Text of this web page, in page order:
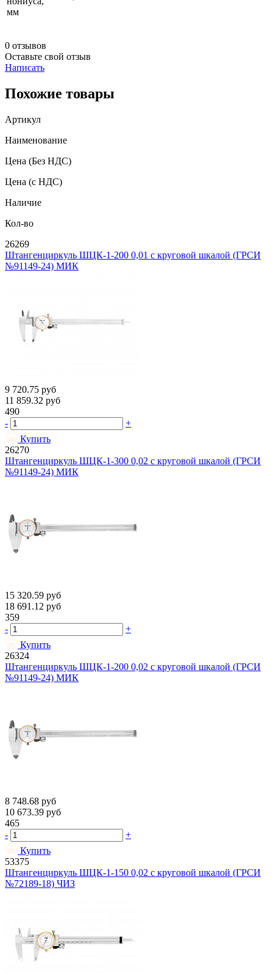
мм
0 отзывов
Оставьте свой отзыв
Написать
Похожие товары
Артикул
Наименование
Цена (Без НДС)
Цена (с НДС)
Наличие
Кол-во
26269
Штангенциркуль ШЦК-1-200 0,01 с круговой шкалой (ГРСИ
№91149-24) МИК
9 720.75 руб
11 859.32 руб
490
-
+
Купить
26270
Штангенциркуль ШЦК-1-300 0,02 с круговой шкалой (ГРСИ
№91149-24) МИК
15 320.59 руб
18 691.12 руб
359
-
+
Купить
26324
Штангенциркуль ШЦК-1-200 0,02 с круговой шкалой (ГРСИ
№91149-24) МИК
8 748.68 руб
10 673.39 руб
465
-
+
Купить
53375
Штангенциркуль ШЦК-1-150 0,02 с круговой шкалой (ГРСИ
№72189-18) ЧИЗ